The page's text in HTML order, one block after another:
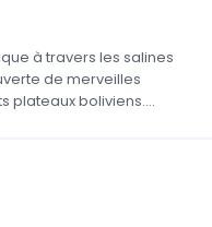
à travers les salines
de merveilles
plateaux boliviens....